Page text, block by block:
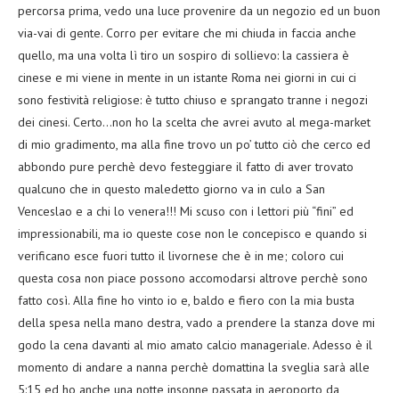
percorsa prima, vedo una luce provenire da un negozio ed un buon
via-vai di gente. Corro per evitare che mi chiuda in faccia anche
quello, ma una volta lì tiro un sospiro di sollievo: la cassiera è
cinese e mi viene in mente in un istante Roma nei giorni in cui ci
sono festività religiose: è tutto chiuso e sprangato tranne i negozi
dei cinesi. Certo…non ho la scelta che avrei avuto al mega-market
di mio gradimento, ma alla fine trovo un po’ tutto ciò che cerco ed
abbondo pure perchè devo festeggiare il fatto di aver trovato
qualcuno che in questo maledetto giorno va in culo a San
Venceslao e a chi lo venera!!! Mi scuso con i lettori più “fini” ed
impressionabili, ma io queste cose non le concepisco e quando si
verificano esce fuori tutto il livornese che è in me; coloro cui
questa cosa non piace possono accomodarsi altrove perchè sono
fatto così. Alla fine ho vinto io e, baldo e fiero con la mia busta
della spesa nella mano destra, vado a prendere la stanza dove mi
godo la cena davanti al mio amato calcio manageriale. Adesso è il
momento di andare a nanna perchè domattina la sveglia sarà alle